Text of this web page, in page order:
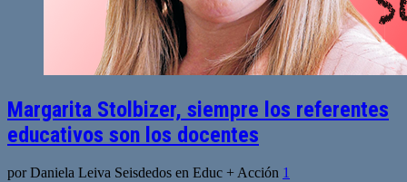
Margarita Stolbizer, siempre los referentes
educativos son los docentes
por Daniela Leiva Seisdedos en Educ + Acción 1